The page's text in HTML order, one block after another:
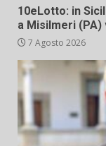
10eLotto: in
a Misilmeri (PA)
7 Agosto 2026